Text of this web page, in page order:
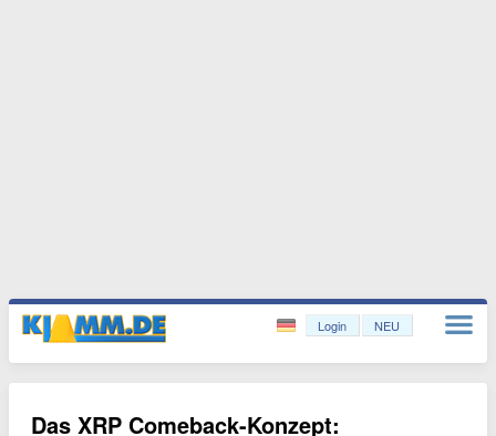
Login NEU
Das XRP Comeback-Konzept: